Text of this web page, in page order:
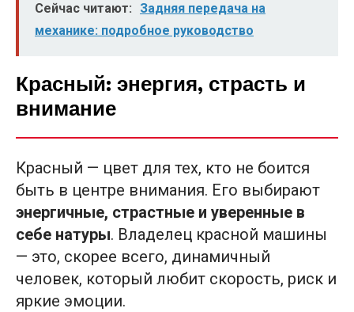
Сейчас читают:
Задняя передача на
механике: подробное руководство
Красный: энергия, страсть и
внимание
Красный — цвет для тех, кто не боится
быть в центре внимания. Его выбирают
энергичные, страстные и уверенные в
себе натуры. Владелец красной машины
— это, скорее всего, динамичный
человек, который любит скорость, риск и
яркие эмоции.